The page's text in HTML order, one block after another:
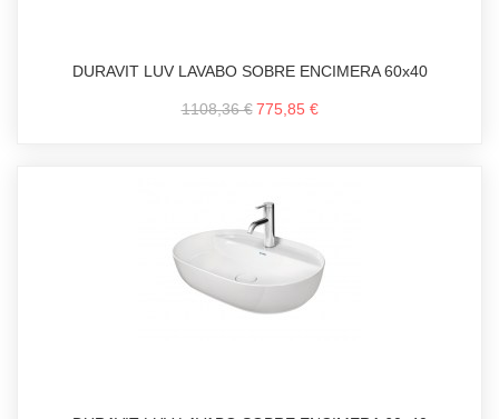
DURAVIT LUV LAVABO SOBRE ENCIMERA 60x40
1108,36 € 775,85 €